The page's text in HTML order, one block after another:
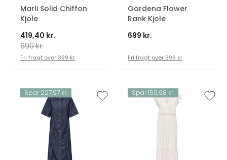
Marli Solid Chiffon
Kjole
419,40 kr.
699 kr.
Fri fragt over 399 kr
Gardena Flower
Rank Kjole
699 kr.
Fri fragt over 399 kr
Spar 227,97 kr. Spar 159,98 kr.